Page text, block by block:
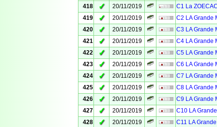
418
✓ 20/11/2019
C1 La
419
✓ 20/11/2019
C2 LA Grande
420
✓ 20/11/2019
C3 LA Grande
421
✓ 20/11/2019
C4 LA Grande
422
✓ 20/11/2019
C5 LA Grande
423
✓ 20/11/2019
C6 LA Grande
424
✓ 20/11/2019
C7 LA Grande
425
✓ 20/11/2019
C8 LA Grande
426
✓ 20/11/2019
C9 LA Grande
427
✓ 20/11/2019
C10 LA
428
✓ 20/11/2019 C11 LA